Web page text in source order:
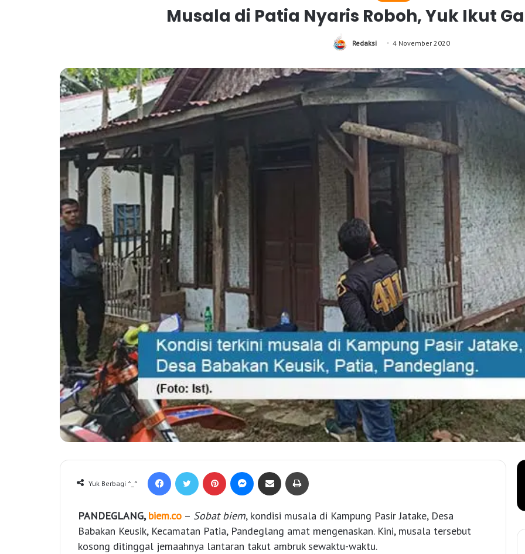
Musala di Patia Nyaris Roboh, Yuk Ikut
Redaksi 4 November 2020
Yuk Berbagi ^_^
PANDEGLANG,biem.co – Sobat biem, kondisi musala di Kampung Pasir Jatake, Desa
Babakan Keusik, Kecamatan Patia, Pandeglang amat mengenaskan. Kini, musala tersebut
kosong ditinggal jemaahnya lantaran takut ambruk sewaktu-waktu.